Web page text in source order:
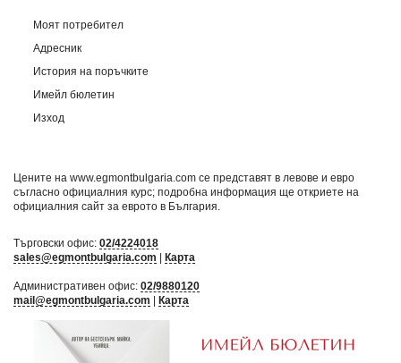
Моят потребител
Адресник
История на поръчките
Имейл бюлетин
Изход
Цените на www.egmontbulgaria.com се представят в левове и евро
съгласно официалния курс; подробна информация ще откриете на
официалния сайт за еврото в България
Търговски офис: 02/4224018
sales@egmontbulgaria.com | Карта
Административен офис: 02/9880120
mail@egmontbulgaria.com | Карта